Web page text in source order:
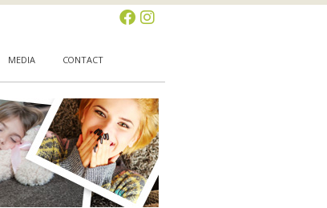
MEDIA CONTACT